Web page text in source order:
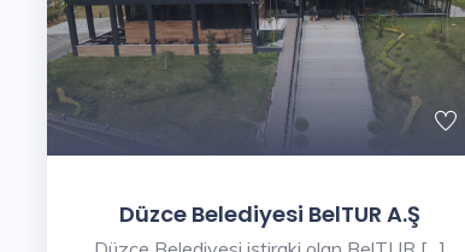
Düzce Belediyesi BelTUR A.Ş